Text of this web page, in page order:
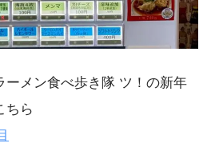
ーメン食べ歩き隊 ツ！の新年
ちら